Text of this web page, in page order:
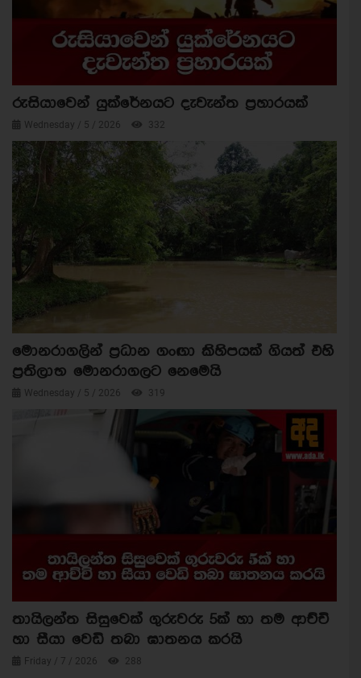
රුසියාවෙන් යුක්රේනයට දැවැන්ත ප්‍රහාරයක්
Wednesday / 5 / 2026 332
මොනරාගලින් ප්‍රධාන ගංඟා කිහිපයක් ගියත් එහි
ප්‍රතිලාභ මොනරාගලට නෙමෙයි
Wednesday / 5 / 2026 319
තායිලන්ත සිසුවෙක් ගුරුවරු 5ක් හා තම ආච්චි
හා සීයා වෙඩි තබා ඝාතනය කරයි
Friday / 7 / 2026 288